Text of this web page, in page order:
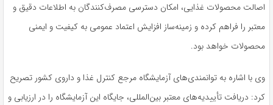
اصالت محصولات غذایی، امکان دسترسی مصرف‌کنندگان به اطلاعات دقیق و
معتبر را فراهم کرده و زمینه‌ساز افزایش اعتماد عمومی به کیفیت و ایمنی
محصولات خواهد بود.
وی با اشاره به توانمندی‌های آزمایشگاه مرجع کنترل غذا و داروی کشور تصریح
کرد: دریافت تأییدیه‌های معتبر بین‌المللی، جایگاه این آزمایشگاه را در ارزیابی و